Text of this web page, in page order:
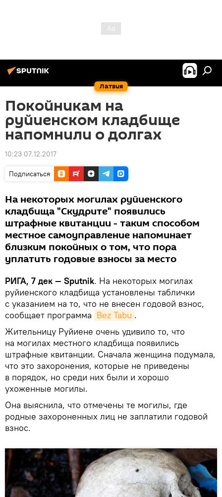
Латвия
Покойникам на
руйиенском кладбище
напомнили о долгах
10:23 07.12.2017
Подписаться
На некоторых могилах руйиенского
кладбища "Скудрите" появились
штрафные квитанции - таким способом
местное самоуправление напоминает
близким покойных о том, что пора
уплатить годовые взносы за место
РИГА, 7 дек — Sputnik. На некоторых могилах
руйиенского кладбища установлены таблички
с указанием на то, что не внесен годовой взнос,
сообщает программа Bez Tabu .
Жительницу Руйиене очень удивило то, что
на могилах местного кладбища появились
штрафные квитанции. Сначала женщина подумала,
что это захоронения, которые не приведены
в порядок, но среди них были и хорошо
ухоженные могилы.
Она выяснила, что отмечены те могилы, где
родные захороненных лиц не заплатили годовой
взнос.